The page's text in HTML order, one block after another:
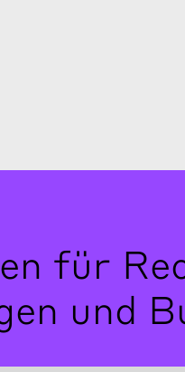
für
und